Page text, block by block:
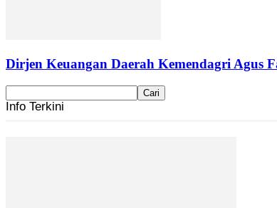
Dirjen Keuangan Daerah Kemendagri Agus
Info Terkini